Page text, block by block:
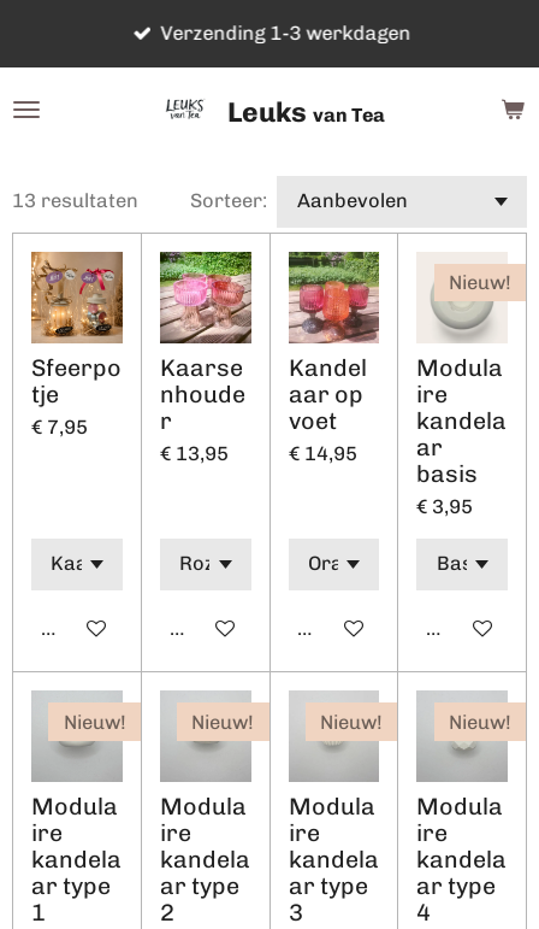
de
Leuks van Tea
Verzending 1-3 werkdagen
13 resultaten Sorteer:
Sfeerpo
tje
€ 7,95
In winkelwagen
Kaarse
nhoude
r
€ 13,95
In winkelwagen
Kandel
aar op
voet
€ 14,95
In winkelwagen
Nieuw!
Modula
ire
kandela
ar
basis
€ 3,95
In
Nieuw!
Modula
ire
kandela
ar type
1
Nieuw!
Modula
ire
kandela
ar type
2
Nieuw!
Modula
ire
kandela
ar type
3
Nieuw!
Modula
ire
kandela
ar type
4